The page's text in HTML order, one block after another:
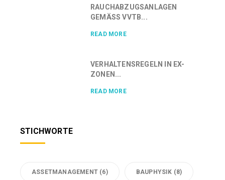
RAUCHABZUGSANLAGEN
GEMÄSS VVTB...
READ MORE
VERHALTENSREGELN IN EX-
ZONEN...
READ MORE
STICHWORTE
ASSETMANAGEMENT (6) BAUPHYSIK (8)